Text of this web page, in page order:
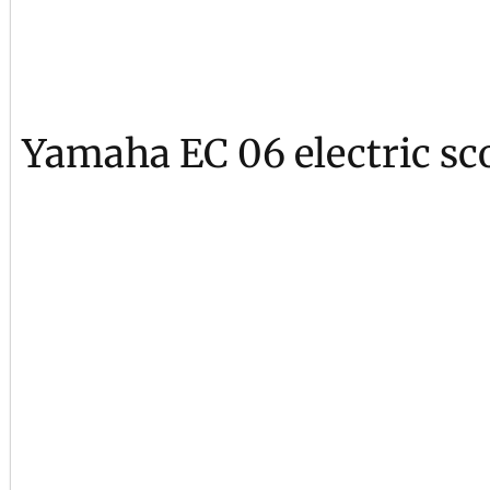
Yamaha EC 06 electric